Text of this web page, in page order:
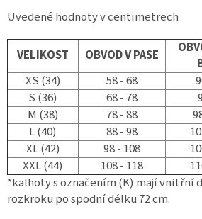
Uvedené hodnoty v centimetrech
VELIKOST OBVOD V PASE
XS (34)
58 - 68
S (36)
68 - 78
M (38)
78 - 88
L (40)
88 - 98
XL (42)
98 - 108
XXL (44)
108 - 118
*kalhoty s označením (K) mají vnitřní
rozkroku po spodní délku 72 cm.